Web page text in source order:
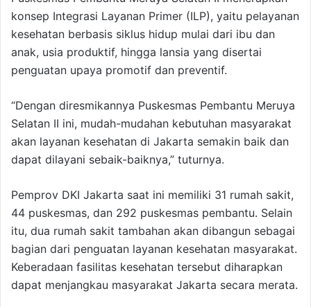
konsep Integrasi Layanan Primer (ILP), yaitu pelayanan
kesehatan berbasis siklus hidup mulai dari ibu dan
anak, usia produktif, hingga lansia yang disertai
penguatan upaya promotif dan preventif.
“Dengan diresmikannya Puskesmas Pembantu Meruya
Selatan II ini, mudah-mudahan kebutuhan masyarakat
akan layanan kesehatan di Jakarta semakin baik dan
dapat dilayani sebaik-baiknya,” tuturnya.
Pemprov DKI Jakarta saat ini memiliki 31 rumah sakit,
44 puskesmas, dan 292 puskesmas pembantu. Selain
itu, dua rumah sakit tambahan akan dibangun sebagai
bagian dari penguatan layanan kesehatan masyarakat.
Keberadaan fasilitas kesehatan tersebut diharapkan
dapat menjangkau masyarakat Jakarta secara merata.